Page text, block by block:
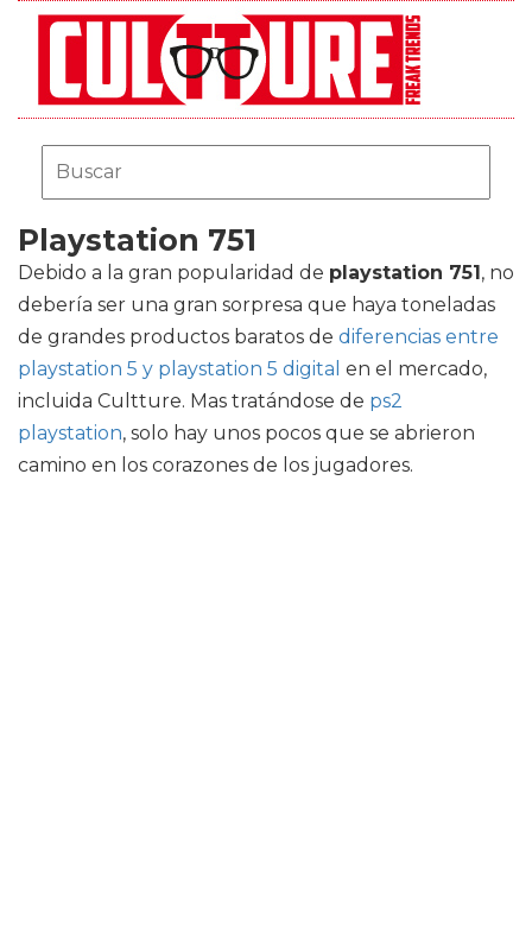
Playstation 751
Debido a la gran popularidad de playstation 751, no
debería ser una gran sorpresa que haya toneladas
de grandes productos baratos de diferencias entre
playstation 5 y playstation 5 digital en el mercado,
incluida Cultture. Mas tratándose de ps2
playstation, solo hay unos pocos que se abrieron
camino en los corazones de los jugadores.